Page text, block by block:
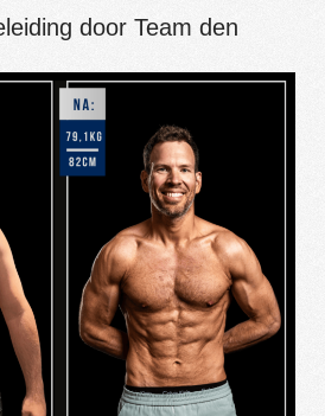
door Team den